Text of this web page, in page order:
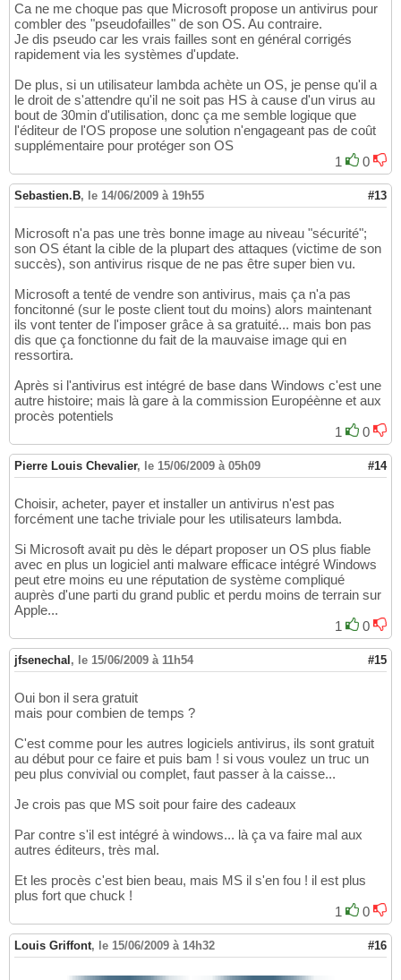
Ca ne me choque pas que Microsoft propose un antivirus pour
combler des "pseudofailles" de son OS. Au contraire.
Je dis pseudo car les vrais failles sont en général corrigés
rapidement via les systèmes d'update.
De plus, si un utilisateur lambda achète un OS, je pense qu'il a
le droit de s'attendre qu'il ne soit pas HS à cause d'un virus au
bout de 30min d'utilisation, donc ça me semble logique que
l'éditeur de l'OS propose une solution n'engageant pas de coût
supplémentaire pour protéger son OS
1
0
Sebastien.B, le 14/06/2009 à 19h55 #13
Microsoft n'a pas une très bonne image au niveau "sécurité";
son OS étant la cible de la plupart des attaques (victime de son
succès), son antivirus risque de ne pas être super bien vu.
Microsoft a tenté de vendre son antivirus, mais ça n'a pas
foncitonné (sur le poste client tout du moins) alors maintenant
ils vont tenter de l'imposer grâce à sa gratuité... mais bon pas
dis que ça fonctionne du fait de la mauvaise image qui en
ressortira.
Après si l'antivirus est intégré de base dans Windows c'est une
autre histoire; mais là gare à la commission Européènne et aux
procès potentiels
1
0
Pierre Louis Chevalier, le 15/06/2009 à 05h09 #14
Choisir, acheter, payer et installer un antivirus n'est pas
forcément une tache triviale pour les utilisateurs lambda.
Si Microsoft avait pu dès le départ proposer un OS plus fiable
avec en plus un logiciel anti malware efficace intégré Windows
peut etre moins eu une réputation de système compliqué
auprès d'une parti du grand public et perdu moins de terrain sur
Apple...
1
0
jfsenechal , le 15/06/2009 à 11h54 #15
Oui bon il sera gratuit
mais pour combien de temps ?
C'est comme pour les autres logiciels antivirus, ils sont gratuit
au début pour ce faire et puis bam ! si vous voulez un truc un
peu plus convivial ou complet, faut passer à la caisse...
Je crois pas que MS soit pour faire des cadeaux
Par contre s'il est intégré à windows... là ça va faire mal aux
autres éditeurs, très mal.
Et les procès c'est bien beau, mais MS il s'en fou ! il est plus
plus fort que chuck !
1
0
Louis Griffont, le 15/06/2009 à 14h32 #16